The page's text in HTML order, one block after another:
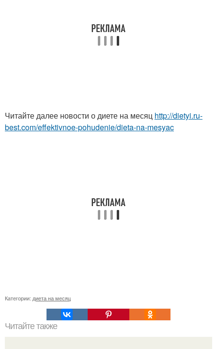
Читайте далее новости о диете на месяц http://dietyi.ru-
best.com/effektivnoe-pohudenie/dieta-na-mesyac
Категории: диета на месяц
Читайте также